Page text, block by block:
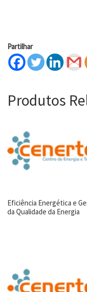
Partilhar
Produtos
Eficiência Energética e
da Qualidade da Energia